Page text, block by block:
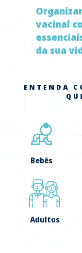
vacinal
da sua
ENTENDA
Bebês
Adultos